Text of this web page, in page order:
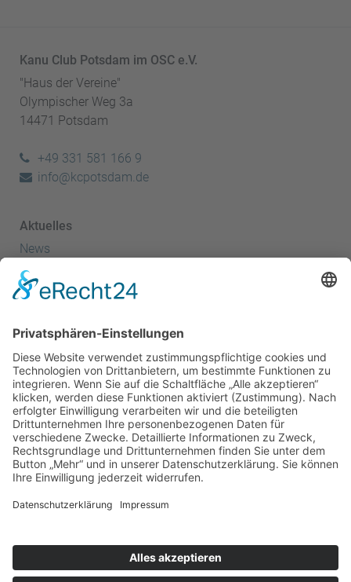
Kanu Club Potsdam im OSC e.V.
"Haus der Vereine"
Olympischer Weg 3a
14471 Potsdam
+49 331 581 166 9
info@kcpotsdam.de
Aktuelles
News
Termine
Kanuspitze
Kanusport
Sportler
Herzlich Willkommen - Startseite
Kanusprint
Energie- & Wasserspiele
Kanu Club
Erfolge
Ansprechpartner
Partner & Kooperationen